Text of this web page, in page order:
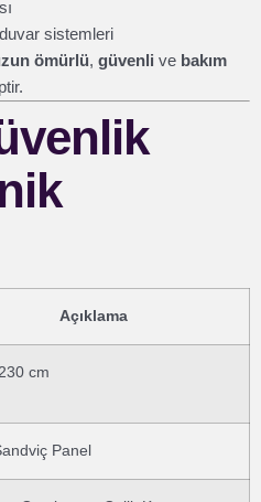
duvar sistemleri
ömürlü, güvenli ve bakım
Açıklama
cm
Panel